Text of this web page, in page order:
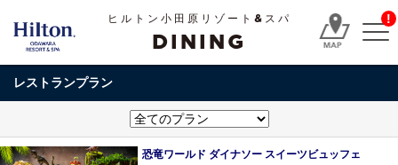
ヒルトン小田原リゾート&スパ
DINING
!
レストランプラン
恐竜ワールド ダイナソー スイーツビュッフェ